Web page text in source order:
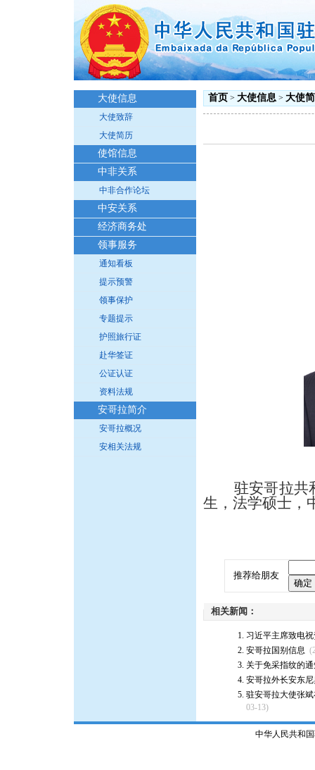
大使信息
大使致辞
大使简历
使馆信息
中非关系
中非合作论坛
中安关系
经济商务处
领事服务
通知看板
提示预警
领事保护
专题提示
护照旅行证
赴华签证
公证认证
资料法规
安哥拉简介
安哥拉概况
安相关法规
首页 > 大使信息 > 大使
驻安哥拉共和
生，法学硕士，
推荐给朋友
相关新闻：
习近平主席致电
安哥拉国别信息
关于免采指纹的
安哥拉外长安东
驻安哥拉大使张
03-13)
中华人民共和